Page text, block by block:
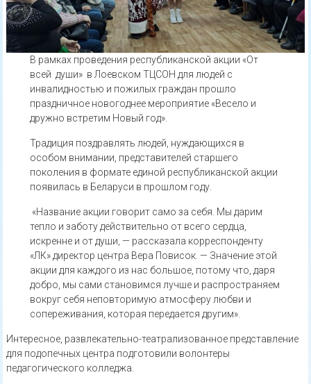
В рамках проведения республиканской акции «От
всей души» в Лоевском ТЦСОН для людей с
инвалидностью и пожилых граждан прошло
праздничное новогоднее мероприятие «Весело и
дружно встретим Новый год».
Традиция поздравлять людей, нуждающихся в
особом внимании, представителей старшего
поколения в формате единой республиканской акции
появилась в Беларуси в прошлом году.
«Название акции говорит само за себя. Мы дарим
тепло и заботу действительно от всего сердца,
искренне и от души, — рассказала корреспонденту
«ЛК» директор центра Вера Повисок. — Значение этой
акции для каждого из нас большое, потому что, даря
добро, мы сами становимся лучше и распространяем
вокруг себя неповторимую атмосферу любви и
сопереживания, которая передается другим».
Интересное, развлекательно-театрализованное представление
для подопечных центра подготовили волонтеры
педагогического колледжа.